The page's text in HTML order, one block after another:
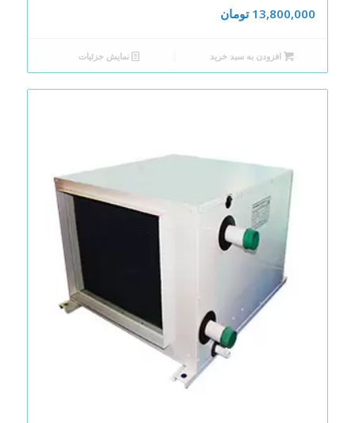
13,800,000 تومان
افزودن به سبد خرید نمایش جزئیات